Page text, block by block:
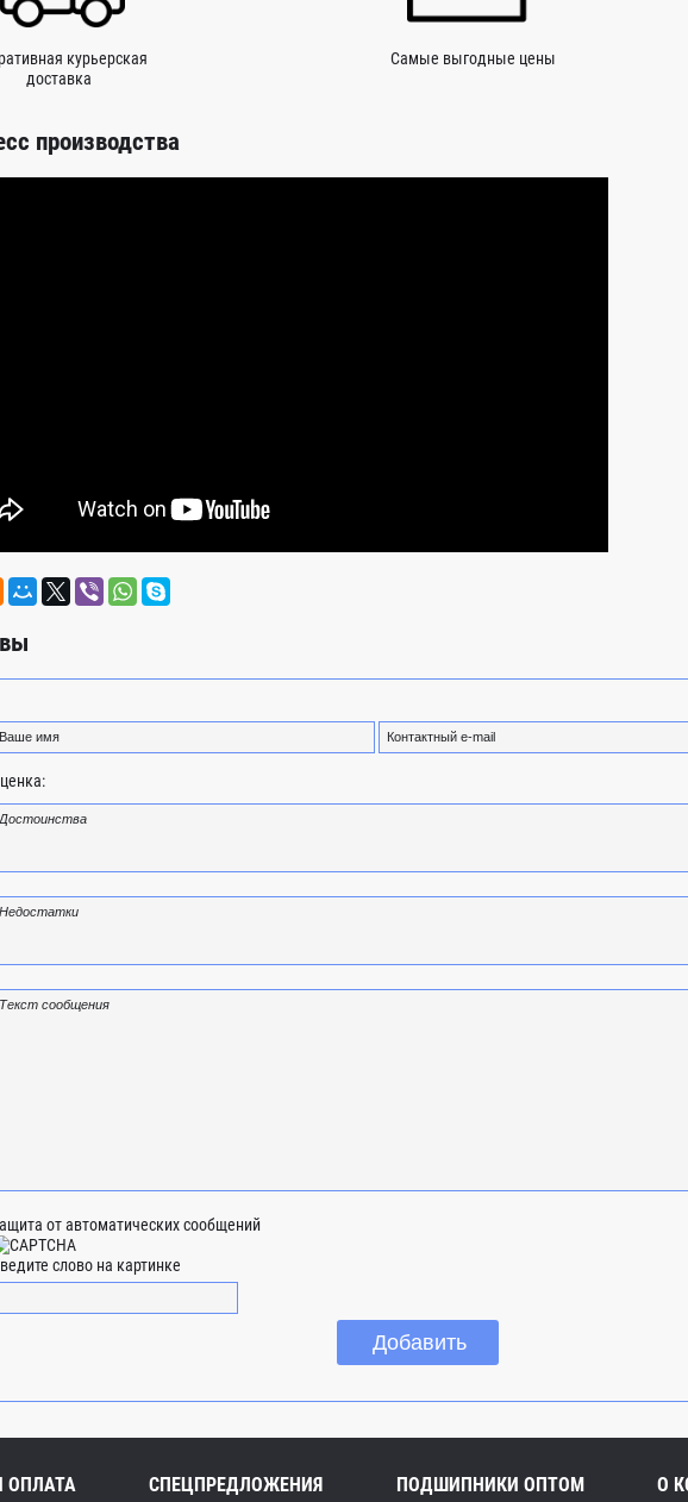
курьерская
доставка
Самые выгодные цены
производства
от автоматических сообщений
слово на картинке
ОПЛАТА СПЕЦПРЕДЛОЖЕНИЯ ПОДШИПНИКИ ОПТОМ О